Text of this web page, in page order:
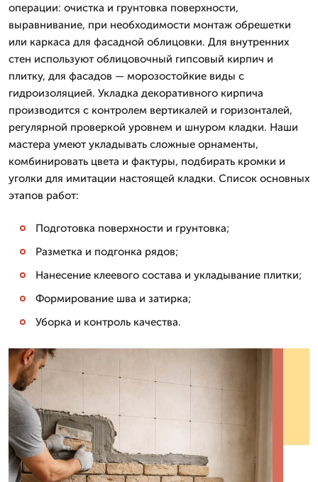
операции: очистка и грунтовка поверхности,
выравнивание, при необходимости монтаж обрешетки
или каркаса для фасадной облицовки. Для внутренних
стен используют облицовочный гипсовый кирпич и
плитку, для фасадов — морозостойкие виды с
гидроизоляцией. Укладка декоративного кирпича
производится с контролем вертикалей и горизонталей,
регулярной проверкой уровнем и шнуром кладки. Наши
мастера умеют укладывать сложные орнаменты,
комбинировать цвета и фактуры, подбирать кромки и
уголки для имитации настоящей кладки. Список основных
этапов работ:
Подготовка поверхности и грунтовка;
Разметка и подгонка рядов;
Нанесение клеевого состава и укладывание плитки;
Формирование шва и затирка;
Уборка и контроль качества.